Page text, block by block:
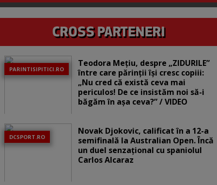
PARINTISIPITICI.RO
Teodora Mețiu, despre „ZIDURILE”
între care părinții își cresc copiii:
„Nu cred că există ceva mai
periculos! De ce insistăm noi să-i
băgăm în așa ceva?” / VIDEO
DCSPORT.RO
Novak Djokovic, calificat în a 12-a
semifinală la Australian Open. Încă
un duel senzațional cu spaniolul
Carlos Alcaraz